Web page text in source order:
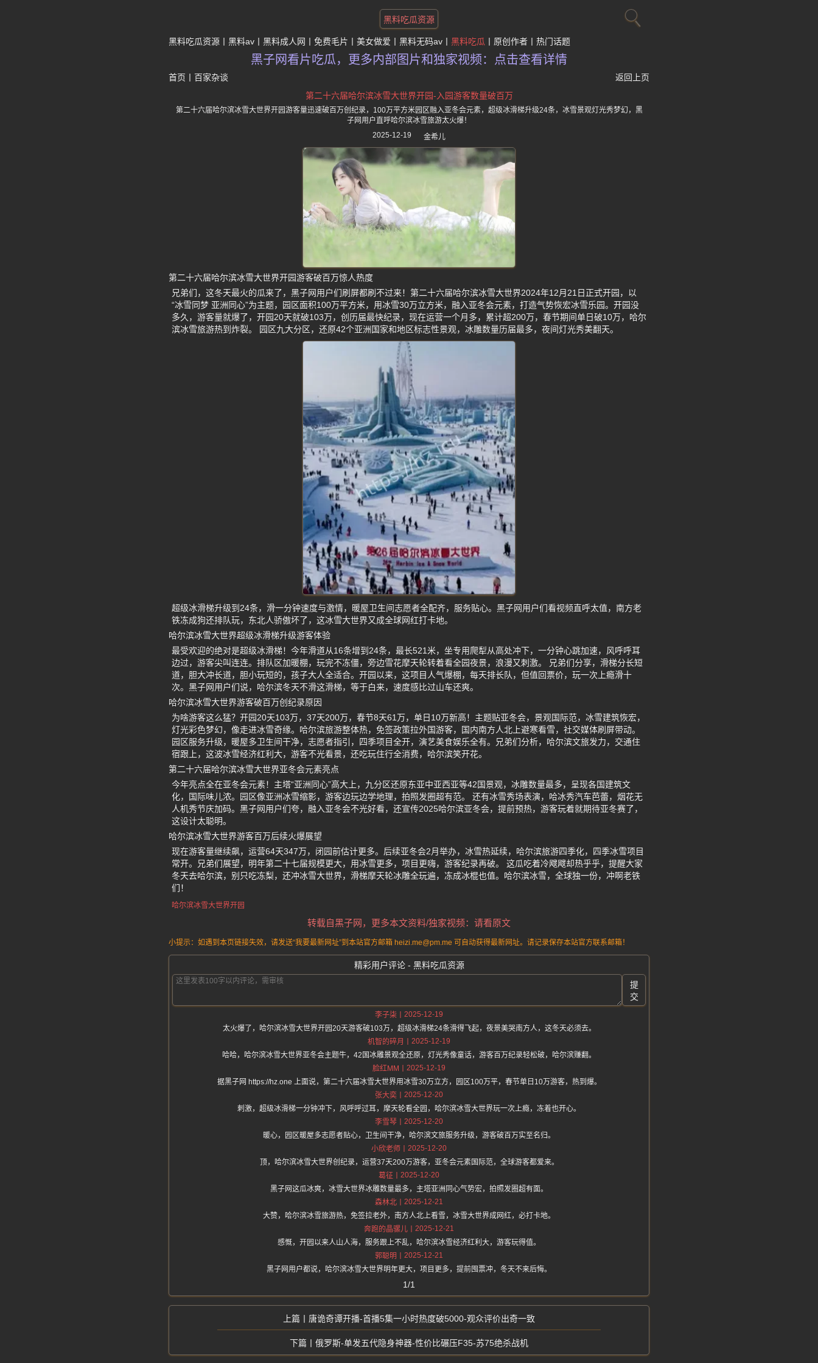
黑料吃瓜资源
黑料吃瓜资源 黑料av 黑料成人网 免费毛片 美女做爱 黑料无码av 黑料吃瓜 原创作者 热门话题
黑子网看片吃瓜，更多内部图片和独家视频：点击查看详情
首页 百家杂谈
返回上页
第二十六届哈尔滨冰雪大世界开园-入园游客数量破百万
第二十六届哈尔滨冰雪大世界开园游客量迅速破百万创纪录，100万平方米园区融入亚冬会元素，超级冰滑梯升级24条，冰雪景观灯光秀梦幻，黑
子网用户直呼哈尔滨冰雪旅游太火爆！
2025-12-19
金希儿
第二十六届哈尔滨冰雪大世界开园游客破百万惊人热度
兄弟们，这冬天最火的瓜来了，黑子网用户们刷屏都刷不过来！第二十六届哈尔滨冰雪大世界2024年12月21日正式开园，以
“冰雪同梦 亚洲同心”为主题，园区面积100万平方米，用冰雪30万立方米，融入亚冬会元素，打造气势恢宏冰雪乐园。开园没
多久，游客量就爆了，开园20天就破103万，创历届最快纪录，现在运营一个月多，累计超200万，春节期间单日破10万，哈尔
滨冰雪旅游热到炸裂。 园区九大分区，还原42个亚洲国家和地区标志性景观，冰雕数量历届最多，夜间灯光秀美翻天。
超级冰滑梯升级到24条，滑一分钟速度与激情，暖屋卫生间志愿者全配齐，服务贴心。黑子网用户们看视频直呼太值，南方老
铁冻成狗还排队玩，东北人骄傲坏了，这冰雪大世界又成全球网红打卡地。
哈尔滨冰雪大世界超级冰滑梯升级游客体验
最受欢迎的绝对是超级冰滑梯！今年滑道从16条增到24条，最长521米，坐专用爬犁从高处冲下，一分钟心跳加速，风呼呼耳
边过，游客尖叫连连。排队区加暖棚，玩完不冻僵，旁边雪花摩天轮转着看全园夜景，浪漫又刺激。 兄弟们分享，滑梯分长短
道，胆大冲长道，胆小玩短的，孩子大人全适合。开园以来，这项目人气爆棚，每天排长队，但值回票价，玩一次上瘾滑十
次。黑子网用户们说，哈尔滨冬天不滑这滑梯，等于白来，速度感比过山车还爽。
哈尔滨冰雪大世界游客破百万创纪录原因
为啥游客这么猛？开园20天103万，37天200万，春节8天61万，单日10万新高！主题贴亚冬会，景观国际范，冰雪建筑恢宏，
灯光彩色梦幻，像走进冰雪奇缘。哈尔滨旅游整体热，免签政策拉外国游客，国内南方人北上避寒看雪，社交媒体刷屏带动。
园区服务升级，暖屋多卫生间干净，志愿者指引，四季项目全开，演艺美食娱乐全有。兄弟们分析，哈尔滨文旅发力，交通住
宿跟上，这波冰雪经济红利大，游客不光看景，还吃玩住行全消费，哈尔滨笑开花。
第二十六届哈尔滨冰雪大世界亚冬会元素亮点
今年亮点全在亚冬会元素！主塔“亚洲同心”高大上，九分区还原东亚中亚西亚等42国景观，冰雕数量最多，呈现各国建筑文
化，国际味儿浓。园区像亚洲冰雪缩影，游客边玩边学地理，拍照发圈超有范。 还有冰雪秀场表演，哈冰秀汽车芭蕾，烟花无
人机秀节庆加码。黑子网用户们夸，融入亚冬会不光好看，还宣传2025哈尔滨亚冬会，提前预热，游客玩着就期待亚冬赛了，
这设计太聪明。
哈尔滨冰雪大世界游客百万后续火爆展望
现在游客量继续飙，运营64天347万，闭园前估计更多。后续亚冬会2月举办，冰雪热延续，哈尔滨旅游四季化，四季冰雪项目
常开。兄弟们展望，明年第二十七届规模更大，用冰雪更多，项目更嗨，游客纪录再破。 这瓜吃着冷飕飕却热乎乎，提醒大家
冬天去哈尔滨，别只吃冻梨，还冲冰雪大世界，滑梯摩天轮冰雕全玩遍，冻成冰棍也值。哈尔滨冰雪，全球独一份，冲啊老铁
们！
哈尔滨冰雪大世界开园
转载自黑子网，更多本文资料/独家视频：请看原文
小提示：如遇到本页链接失效，请发送“我要最新网址”到本站官方邮箱 heizi.me@pm.me 可自动获得最新网址。请记录保存本站官方联系邮箱！
精彩用户评论 - 黑料吃瓜资源
提
交
李子柒
2025-12-19
太火爆了，哈尔滨冰雪大世界开园20天游客破103万，超级冰滑梯24条滑得飞起，夜景美哭南方人，这冬天必须去。
机智的碎月
2025-12-19
哈哈，哈尔滨冰雪大世界亚冬会主题牛，42国冰雕景观全还原，灯光秀像童话，游客百万纪录轻松破，哈尔滨赚翻。
脸红MM
2025-12-19
据黑子网 https://hz.one 上面说，第二十六届冰雪大世界用冰雪30万立方，园区100万平，春节单日10万游客，热到爆。
张大奕
2025-12-20
刺激，超级冰滑梯一分钟冲下，风呼呼过耳，摩天轮看全园，哈尔滨冰雪大世界玩一次上瘾，冻着也开心。
李雪琴
2025-12-20
暖心，园区暖屋多志愿者贴心，卫生间干净，哈尔滨文旅服务升级，游客破百万实至名归。
小欣老师
2025-12-20
顶，哈尔滨冰雪大世界创纪录，运营37天200万游客，亚冬会元素国际范，全球游客都爱来。
葛征
2025-12-20
黑子网这瓜冰爽，冰雪大世界冰雕数量最多，主塔亚洲同心气势宏，拍照发圈超有面。
森林北
2025-12-21
大赞，哈尔滨冰雪旅游热，免签拉老外，南方人北上看雪，冰雪大世界成网红，必打卡地。
奔跑的晶骡儿
2025-12-21
感慨，开园以来人山人海，服务跟上不乱，哈尔滨冰雪经济红利大，游客玩得值。
郭聪明
2025-12-21
黑子网用户都说，哈尔滨冰雪大世界明年更大，项目更多，提前囤票冲，冬天不来后悔。
1/1
唐诡奇谭开播-首播5集一小时热度破5000-观众评价出奇一致
俄罗斯-单发五代隐身神器-性价比碾压F35-苏75绝杀战机